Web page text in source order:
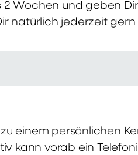
Wochen und geben
natürlich jederzeit
einem persönlichen
kann vorab ein